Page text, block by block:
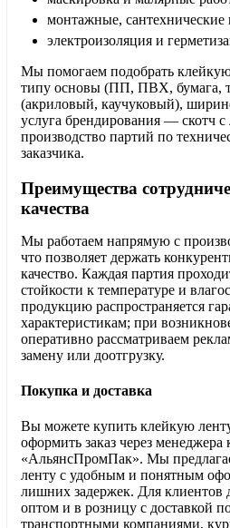
монтажные,
электроизоляция и
Мы помогаем подобрать
типу основы (ПП, ПВХ, бумага,
(акриловый, каучуковый),
услуга брендирования — скотч
производство партий по
заказчика.
Преимущества
качества
Мы работаем напрямую с
что позволяет держать
качество. Каждая партия
стойкости к температуре и
продукцию распространяется
характеристикам; при
оперативно рассматриваем
замену или доотгрузку.
Покупка и доставка
Вы можете купить клейкую
оформить заказ через менеджера
«АльянсПромПак». Мы
ленту с удобным и понятным
лишних задержек. Для клиентов
оптом и в розницу с доставкой
транспортными компаниями,